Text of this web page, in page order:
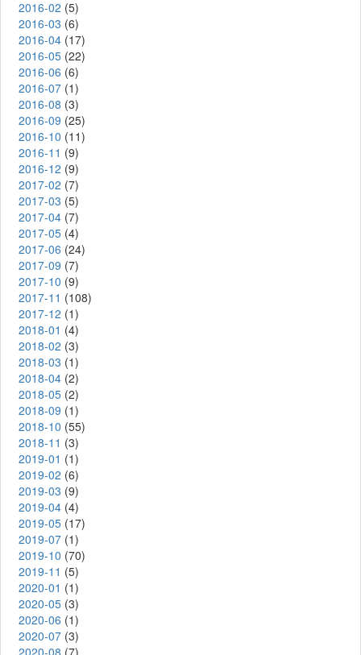
2016-02 (5)
2016-03 (6)
2016-04 (17)
2016-05 (22)
2016-06 (6)
2016-07 (1)
2016-08 (3)
2016-09 (25)
2016-10 (11)
2016-11 (9)
2016-12 (9)
2017-02 (7)
2017-03 (5)
2017-04 (7)
2017-05 (4)
2017-06 (24)
2017-09 (7)
2017-10 (9)
2017-11 (108)
2017-12 (1)
2018-01 (4)
2018-02 (3)
2018-03 (1)
2018-04 (2)
2018-05 (2)
2018-09 (1)
2018-10 (55)
2018-11 (3)
2019-01 (1)
2019-02 (6)
2019-03 (9)
2019-04 (4)
2019-05 (17)
2019-07 (1)
2019-10 (70)
2019-11 (5)
2020-01 (1)
2020-05 (3)
2020-06 (1)
2020-07 (3)
2020-08 (7)